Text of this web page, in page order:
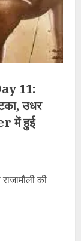
11:
उधर
में हुई
की